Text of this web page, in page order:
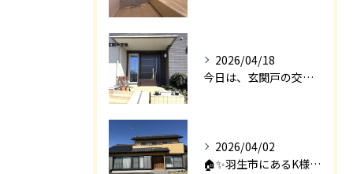
2026/04/18
今日は、玄関戸の交換工事をご紹介します🚪✨。
2026/04/02
🏠✨羽生市にあるK様邸は、2008年に㈱エアロックで新築され...